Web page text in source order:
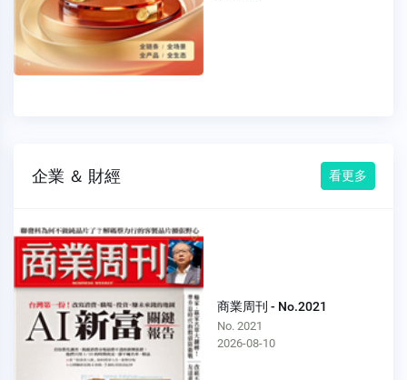
企業 ＆ 財經 看更多
商業周刊 - No.2021
No. 2021
2026-08-10